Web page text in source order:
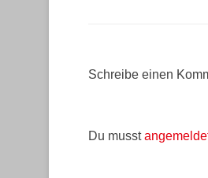
Schreibe einen
Du musst